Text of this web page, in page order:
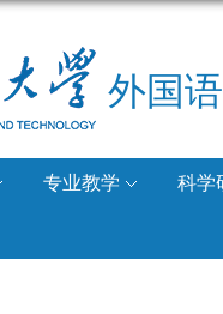
外国
专业教学 科学